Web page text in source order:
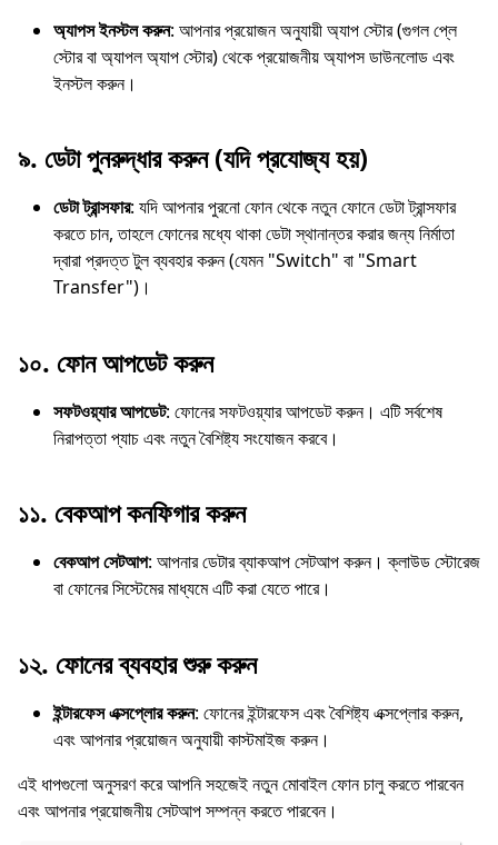
অ্যাপস ইনস্টল করুন: আপনার প্রয়োজন অনুযায়ী অ্যাপ স্টোর (গুগল প্লে
স্টোর বা অ্যাপল অ্যাপ স্টোর) থেকে প্রয়োজনীয় অ্যাপস ডাউনলোড এবং
ইনস্টল করুন।
৯. ডেটা পুনরুদ্ধার করুন (যদি প্রযোজ্য হয়)
ডেটা ট্রান্সফার: যদি আপনার পুরনো ফোন থেকে নতুন ফোনে ডেটা ট্রান্সফার
করতে চান, তাহলে ফোনের মধ্যে থাকা ডেটা স্থানান্তর করার জন্য নির্মাতা
দ্বারা প্রদত্ত টুল ব্যবহার করুন (যেমন "Switch" বা "Smart
Transfer")।
১০. ফোন আপডেট করুন
সফটওয়্যার আপডেট: ফোনের সফটওয়্যার আপডেট করুন। এটি সর্বশেষ
নিরাপত্তা প্যাচ এবং নতুন বৈশিষ্ট্য সংযোজন করবে।
১১. বেকআপ কনফিগার করুন
বেকআপ সেটআপ: আপনার ডেটার ব্যাকআপ সেটআপ করুন। ক্লাউড স্টোরেজ
বা ফোনের সিস্টেমের মাধ্যমে এটি করা যেতে পারে।
১২. ফোনের ব্যবহার শুরু করুন
ইন্টারফেস এক্সপ্লোর করুন: ফোনের ইন্টারফেস এবং বৈশিষ্ট্য এক্সপ্লোর করুন,
এবং আপনার প্রয়োজন অনুযায়ী কাস্টমাইজ করুন।
এই ধাপগুলো অনুসরণ করে আপনি সহজেই নতুন মোবাইল ফোন চালু করতে পারবেন
এবং আপনার প্রয়োজনীয় সেটআপ সম্পন্ন করতে পারবেন।